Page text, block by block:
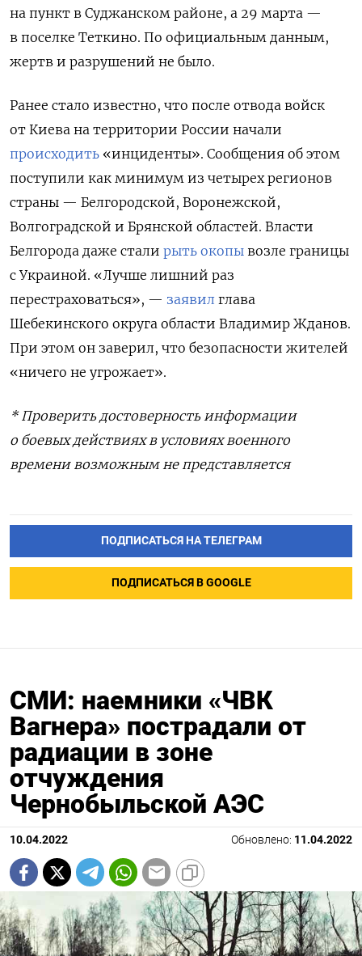
на пункт в Суджанском районе, а 29 марта —
в поселке Теткино. По официальным данным,
жертв и разрушений не было.
Ранее стало известно, что после отвода войск
от Киева на территории России начали
происходить «инциденты». Сообщения об этом
поступили как минимум из четырех регионов
страны — Белгородской, Воронежской,
Волгоградской и Брянской областей. Власти
Белгорода даже стали рыть окопы возле границы
с Украиной. «Лучше лишний раз
перестраховаться», — заявил глава
Шебекинского округа области Владимир Жданов.
При этом он заверил, что безопасности жителей
«ничего не угрожает».
* Проверить достоверность информации
о боевых действиях в условиях военного
времени возможным не представляется
ПОДПИСАТЬСЯ НА ТЕЛЕГРАМ
ПОДПИСАТЬСЯ В GOOGLE
СМИ: наемники «ЧВК
Вагнера» пострадали от
радиации в зоне
отчуждения
Чернобыльской АЭС
10.04.2022 Обновлено: 11.04.2022